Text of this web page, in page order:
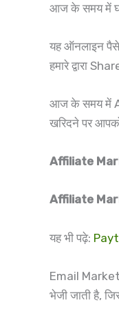
आज के समय में
यह ऑनलाइन पैसे
हमारे द्वारा
आज के समय में
खरिदने पर
Affiliate
Affiliate
यह भी पढ़े:
Email
भेजी जाती है,